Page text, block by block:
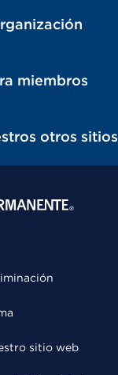
miembros
otros sitios
sitio web